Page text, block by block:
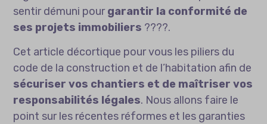
sentir démuni pourgarantir la conformité de
ses projets immobiliers ????️.
Cet article décortique pour vous les piliers du
code de la construction et de l’habitation afin de
sécuriser vos chantiers et de maîtriser vos
responsabilités légales. Nous allons faire le
point sur les récentes réformes et les garanties